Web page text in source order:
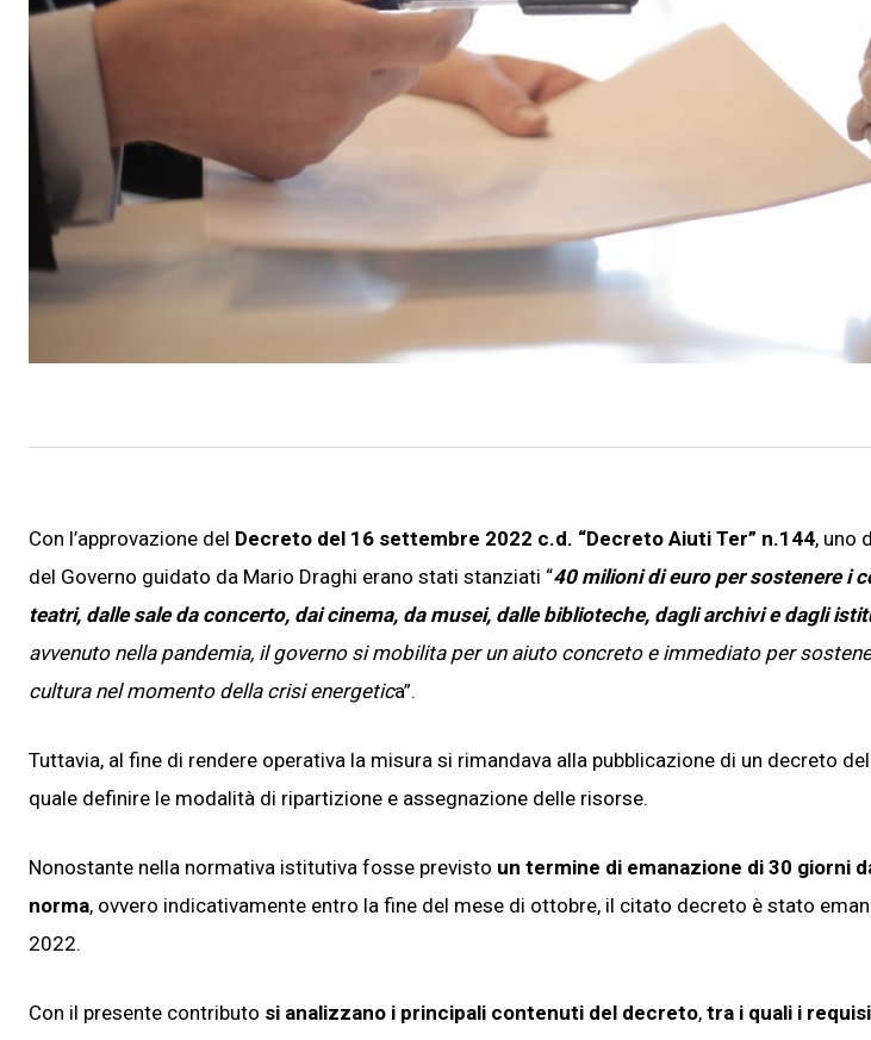
Con l’approvazione del Decreto del 16 settembre 2022 c.d. “Decreto Aiuti Ter” n.144, uno
del Governo guidato da Mario Draghi erano stati stanziati “40 milioni di euro per sostenere i
teatri, dalle sale da concerto, dai cinema, da musei, dalle biblioteche, dagli archivi e dagli
avvenuto nella pandemia, il governo si mobilita per un aiuto concreto e immediato per
cultura nel momento della crisi energetica”.
Tuttavia, al fine di rendere operativa la misura si rimandava alla pubblicazione di un decreto
quale definire le modalità di ripartizione e assegnazione delle risorse.
Nonostante nella normativa istitutiva fosse previsto un termine di emanazione di 30 giorni
norma, ovvero indicativamente entro la fine del mese di ottobre, il citato decreto è stato
2022.
Con il presente contributo si analizzano i principali contenuti del decreto, tra i quali i